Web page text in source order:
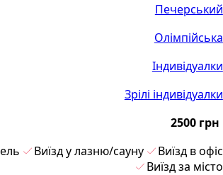
Печерський
Олімпійська
Індивідуалки
Зрілі індивідуалки
2500 грн
Виїзд у лазню/сауну
Виїзд в офіс
Виїзд за місто